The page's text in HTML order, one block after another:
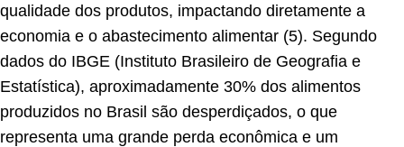
qualidade dos produtos, impactando diretamente a
economia e o abastecimento alimentar (5). Segundo
dados do IBGE (Instituto Brasileiro de Geografia e
Estatística), aproximadamente 30% dos alimentos
produzidos no Brasil são desperdiçados, o que
representa uma grande perda econômica e um